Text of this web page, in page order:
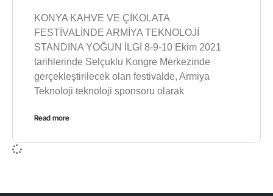
KONYA KAHVE VE ÇİKOLATA
FESTİVALİNDE ARMİYA TEKNOLOJİ
STANDINA YOĞUN İLGİ 8-9-10 Ekim 2021
tarihlerinde Selçuklu Kongre Merkezinde
gerçekleştirilecek olan festivalde, Armiya
Teknoloji teknoloji sponsoru olarak
Read more